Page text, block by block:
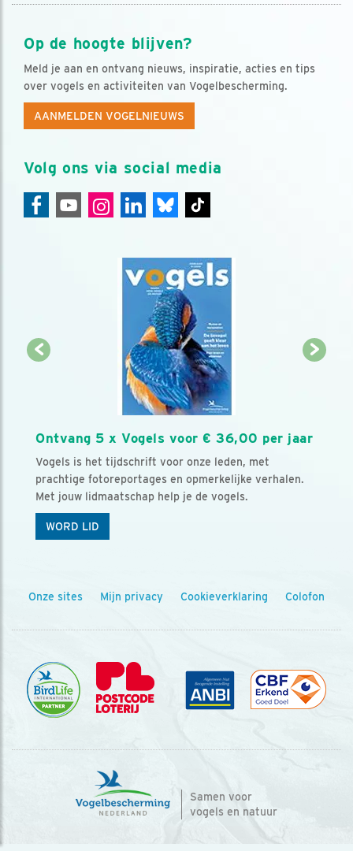
Op de hoogte blijven?
Meld je aan en ontvang nieuws, inspiratie, acties en tips
over vogels en activiteiten van Vogelbescherming.
AANMELDEN VOGELNIEUWS
Volg ons via social media
Ontvang 5 x Vogels voor € 36,00 per jaar
Vogels is het tijdschrift voor onze leden, met
prachtige fotoreportages en opmerkelijke verhalen.
Met jouw lidmaatschap help je de vogels.
WORD LID
Onze sites Mijn privacy Cookieverklaring Colofon
Samen voor
vogels en natuur